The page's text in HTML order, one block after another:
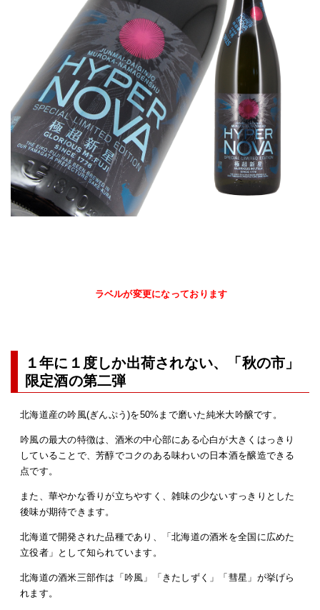
ラベルが変更になっております
１年に１度しか出荷されない、「秋の市」
限定酒の第二弾
北海道産の吟風(ぎんぷう)を50%まで磨いた純米大吟醸です。
吟風の最大の特徴は、酒米の中心部にある心白が大きくはっきり
していることで、芳醇でコクのある味わいの日本酒を醸造できる
点です。
また、華やかな香りが立ちやすく、雑味の少ないすっきりとした
後味が期待できます。
北海道で開発された品種であり、「北海道の酒米を全国に広めた
立役者」として知られています 。
北海道の酒米三部作は「吟風」「きたしずく」「彗星」が挙げら
れます。